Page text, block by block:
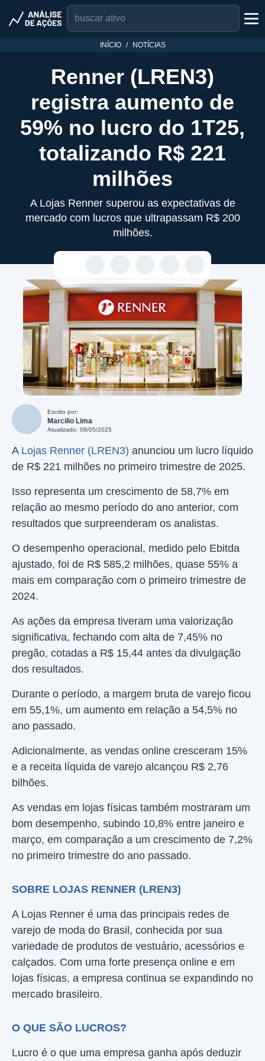
INÍCIO NOTÍCIAS
Renner (LREN3)
registra aumento de
59% no lucro do 1T25,
totalizando R$ 221
milhões
A Lojas Renner superou as expectativas de
mercado com lucros que ultrapassam R$ 200
milhões.
Escrito por:
Marcilio Lima
Atualizado: 08/05/2025
A Lojas Renner (LREN3) anunciou um lucro líquido
de R$ 221 milhões no primeiro trimestre de 2025.
Isso representa um crescimento de 58,7% em
relação ao mesmo período do ano anterior, com
resultados que surpreenderam os analistas.
O desempenho operacional, medido pelo Ebitda
ajustado, foi de R$ 585,2 milhões, quase 55% a
mais em comparação com o primeiro trimestre de
2024.
As ações da empresa tiveram uma valorização
significativa, fechando com alta de 7,45% no
pregão, cotadas a R$ 15,44 antes da divulgação
dos resultados.
Durante o período, a margem bruta de varejo ficou
em 55,1%, um aumento em relação a 54,5% no
ano passado.
Adicionalmente, as vendas online cresceram 15%
e a receita líquida de varejo alcançou R$ 2,76
bilhões.
As vendas em lojas físicas também mostraram um
bom desempenho, subindo 10,8% entre janeiro e
março, em comparação a um crescimento de 7,2%
no primeiro trimestre do ano passado.
SOBRE LOJAS RENNER (LREN3)
A Lojas Renner é uma das principais redes de
varejo de moda do Brasil, conhecida por sua
variedade de produtos de vestuário, acessórios e
calçados. Com uma forte presença online e em
lojas físicas, a empresa continua se expandindo no
mercado brasileiro.
O QUE SÃO LUCROS?
Lucro é o que uma empresa ganha após deduzir